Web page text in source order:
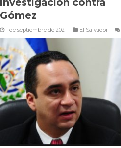
investigación contra
Gómez
1 de septiembre de 2021 El Salvador